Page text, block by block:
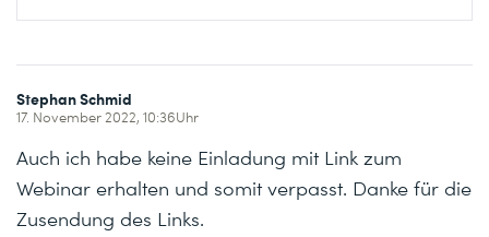
Stephan Schmid
17. November 2022, 10:36Uhr
Auch ich habe keine Einladung mit Link zum
Webinar erhalten und somit verpasst. Danke für die
Zusendung des Links.